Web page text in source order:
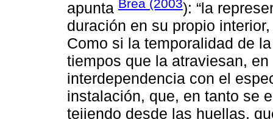
apunta Brea (2003): “la
duración en su propio
Como si la temporalidad de
tiempos que la atraviesan,
interdependencia con el
instalación, que, en tanto se
tejiendo desde las huellas,